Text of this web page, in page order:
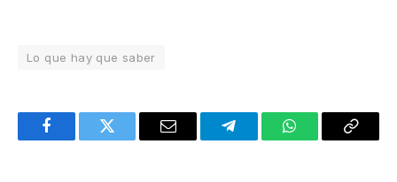
Lo que hay que saber
FacebookTwitter Email TelegramWhatsAppCopy